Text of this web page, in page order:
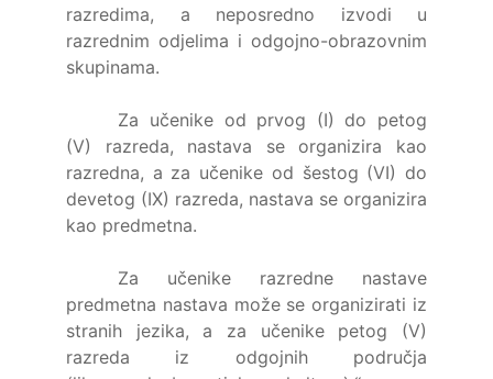
razredima, a neposredno izvodi u
razrednim odjelima i odgojno-obrazovnim
skupinama.
Za učenike od prvog (I) do petog
(V) razreda, nastava se organizira kao
razredna, a za učenike od šestog (VI) do
devetog (IX) razreda, nastava se organizira
kao predmetna.
Za učenike razredne nastave
predmetna nastava može se organizirati iz
stranih jezika, a za učenike petog (V)
razreda iz odgojnih područja